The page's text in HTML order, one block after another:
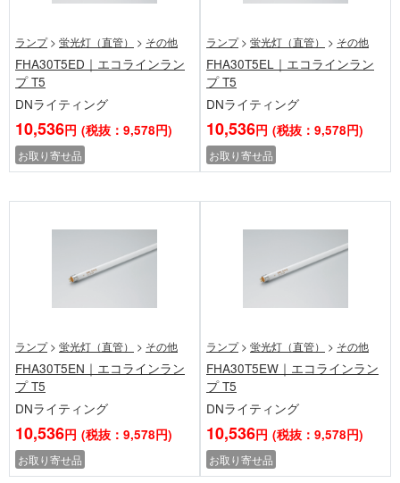
ランプ > 蛍光灯（直管） > その他
FHA30T5ED｜エコラインラン
プ T5
DNライティング
10,536円 (税抜：9,578円)
お取り寄せ品
ランプ > 蛍光灯（直管） > その他
FHA30T5EL｜エコラインラン
プ T5
DNライティング
10,536円 (税抜：9,578円)
お取り寄せ品
ランプ > 蛍光灯（直管） > その他
FHA30T5EN｜エコラインラン
プ T5
DNライティング
10,536円 (税抜：9,578円)
お取り寄せ品
ランプ > 蛍光灯（直管） > その他
FHA30T5EW｜エコラインラン
プ T5
DNライティング
10,536円 (税抜：9,578円)
お取り寄せ品